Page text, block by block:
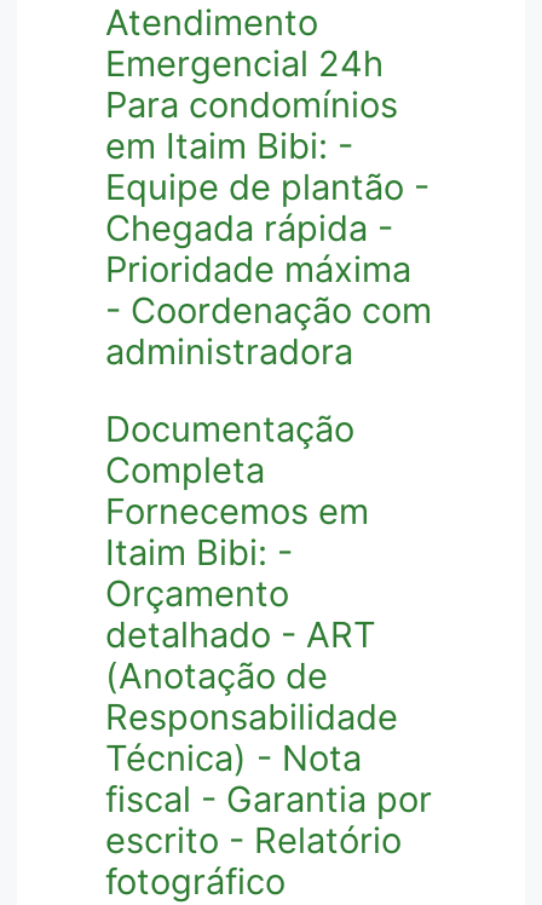
Atendimento
Emergencial 24h
Para condomínios
em Itaim Bibi: -
Equipe de plantão -
Chegada rápida -
Prioridade máxima
- Coordenação com
administradora
Documentação
Completa
Fornecemos em
Itaim Bibi: -
Orçamento
detalhado - ART
(Anotação de
Responsabilidade
Técnica) - Nota
fiscal - Garantia por
escrito - Relatório
fotográfico